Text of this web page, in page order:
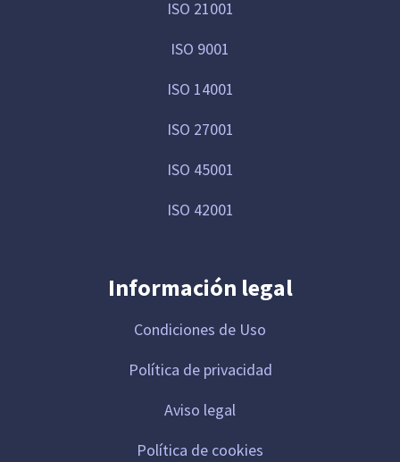
ISO 21001
ISO 9001
ISO 14001
ISO 27001
ISO 45001
ISO 42001
Información legal
Condiciones de Uso
Política de privacidad
Aviso legal
Política de cookies